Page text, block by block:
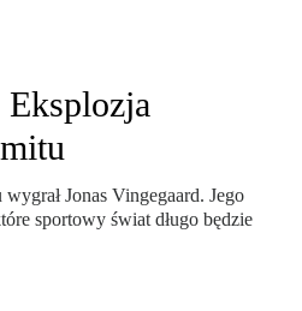
Eksplozja
Jonas Vingegaard. Jego
sportowy świat długo będzie